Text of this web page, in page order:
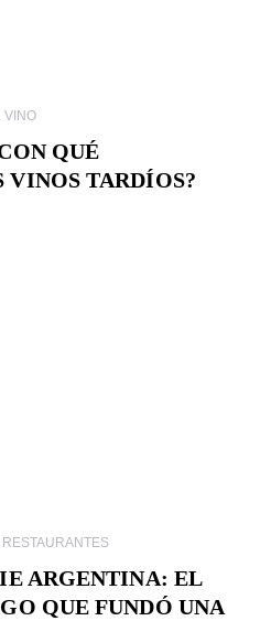
VINO
QUÉ
VINOS TARDÍOS?
RESTAURANTES
ARGENTINA: EL
QUE FUNDÓ UNA